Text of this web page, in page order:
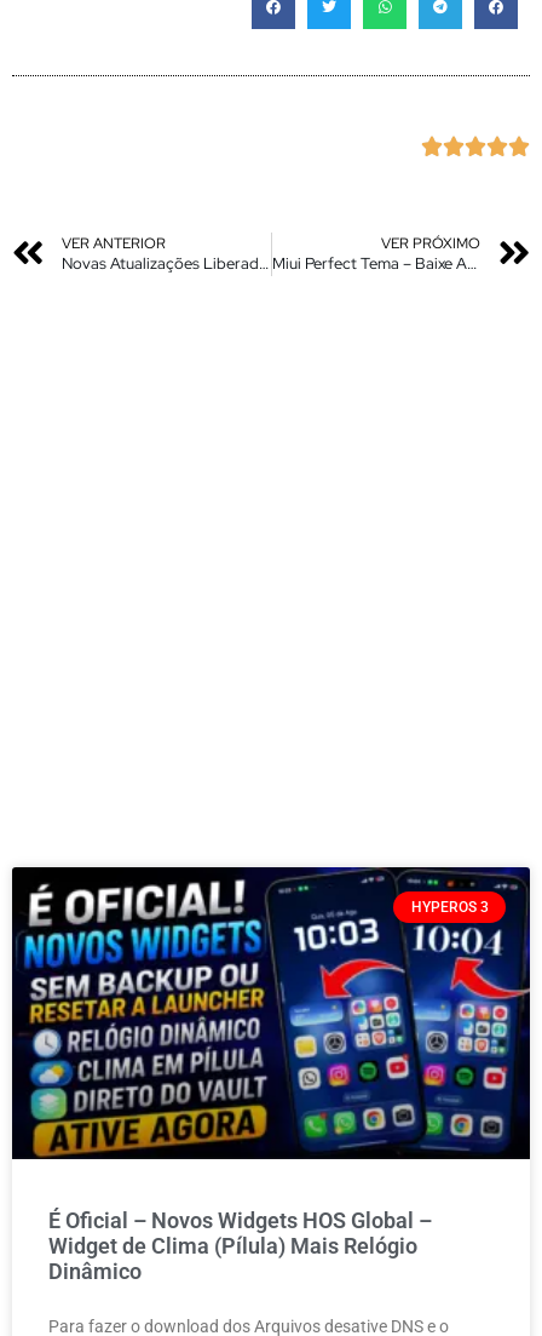

VER ANTERIOR
Novas Atualizações Liberadas – Miui 12.5 – Redmi 9 – Note 9 – Redmi Note 10
VER PRÓXIMO
Miui Perfect Tema – Baixe Agora no seu Xiaomi
HYPEROS 3
É Oficial – Novos Widgets HOS Global –
Widget de Clima (Pílula) Mais Relógio
Dinâmico
Para fazer o download dos Arquivos desative DNS e o